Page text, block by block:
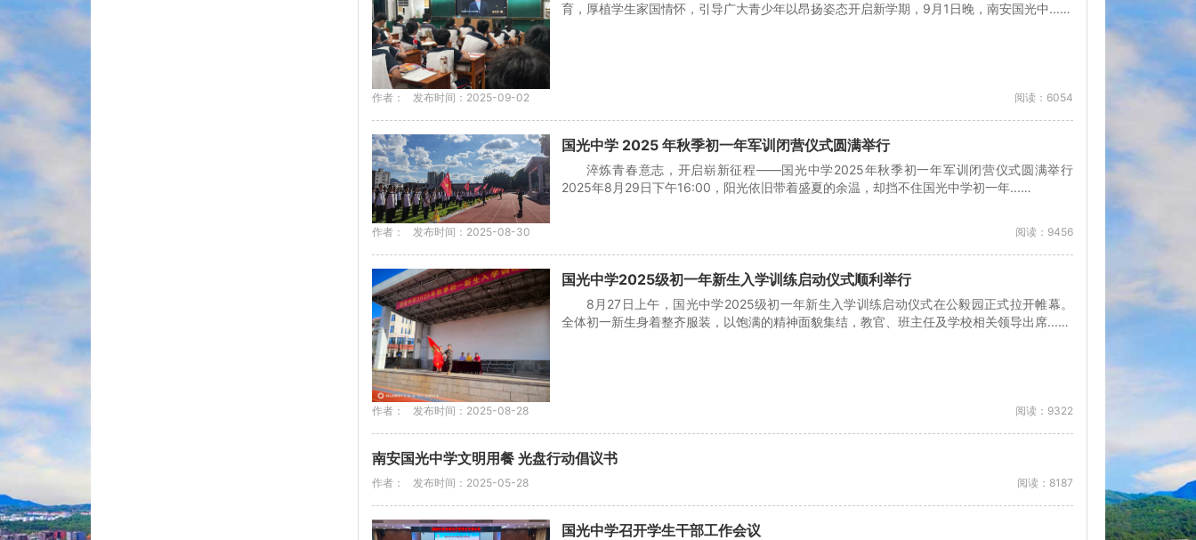
育，厚植学生家国情怀，引导广大青少年以昂扬姿态开启新学期，9月1日晚，南安国光中...…
作者： 发布时间：2025-09-02 阅读：6054
国光中学 2025 年秋季初一年军训闭营仪式圆满举行
淬炼青春意志，开启崭新征程——国光中学2025年秋季初一年军训闭营仪式圆满举行
2025年8月29日下午16:00，阳光依旧带着盛夏的余温，却挡不住国光中学初一年...…
作者： 发布时间：2025-08-30 阅读：9456
国光中学2025级初一年新生入学训练启动仪式顺利举行
8月27日上午，国光中学2025级初一年新生入学训练启动仪式在公毅园正式拉开帷幕。
全体初一新生身着整齐服装，以饱满的精神面貌集结，教官、班主任及学校相关领导出席...…
作者： 发布时间：2025-08-28 阅读：9322
南安国光中学文明用餐 光盘行动倡议书
作者： 发布时间：2025-05-28 阅读：8187
国光中学召开学生干部工作会议